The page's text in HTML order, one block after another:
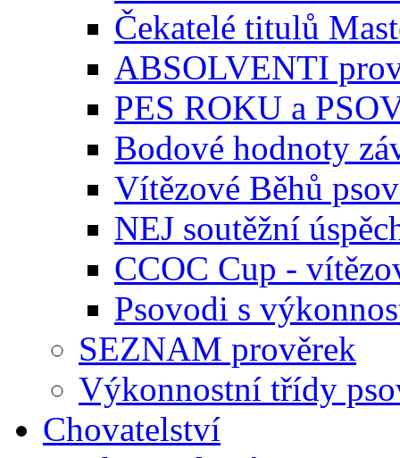
Čekatelé titulů
ABSOLVENTI
PES ROKU a
Bodové hodnoty
Vítězové Běhů
NEJ soutěžní
CCOC Cup -
Psovodi s
SEZNAM prověrek
Výkonnostní třídy
Chovatelství